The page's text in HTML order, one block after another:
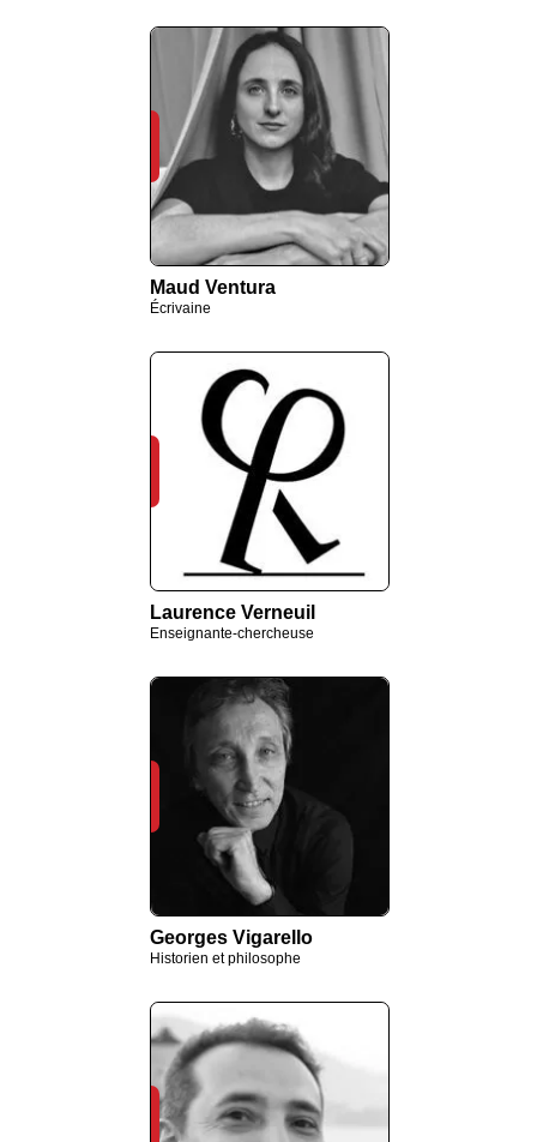
Maud Ventura
Écrivaine
Laurence Verneuil
Enseignante-chercheuse
Georges Vigarello
Historien et philosophe